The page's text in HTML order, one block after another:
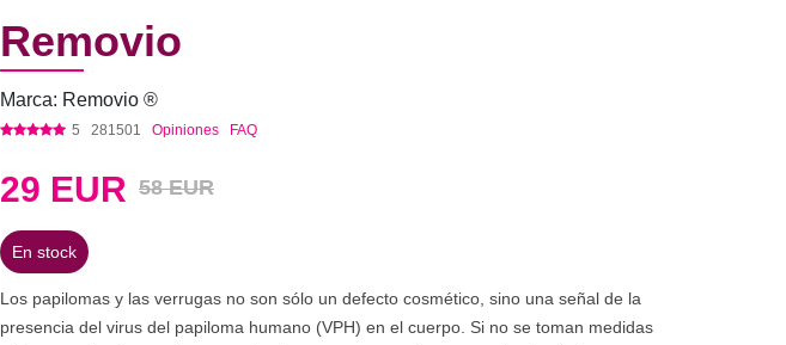
Removio
Marca: Removio ®
5 281501 Opiniones FAQ
29 EUR 58 EUR
En stock
Los papilomas y las verrugas no son sólo un defecto cosmético, sino una señal de la
presencia del virus del papiloma humano (VPH) en el cuerpo. Si no se toman medidas